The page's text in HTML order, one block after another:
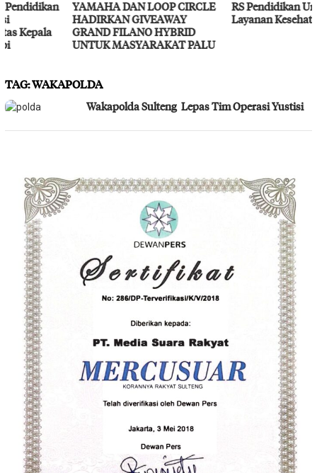
YAMAHA DAN LOOP CIRCLE
HADIRKAN GIVEAWAY
GRAND FILANO HYBRID
UNTUK MASYARAKAT PALU
RS Pendidikan Untad Gelar
Layanan Kesehatan Gratis
TAG:WAKAPOLDA
Wakapolda Sulteng Lepas Tim Operasi Yustisi